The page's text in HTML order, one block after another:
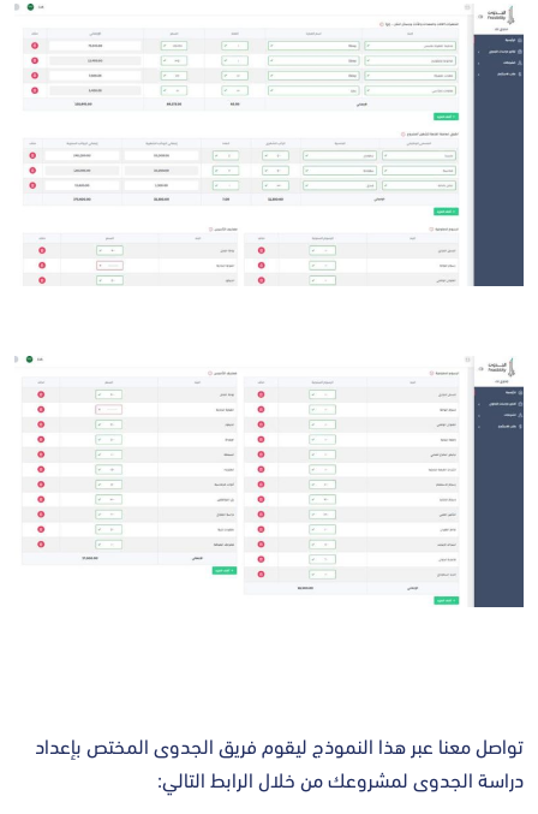
تواصل معنا عبر هذا النموذج ليقوم فريق الجدوى المختص بإعداد
⁧‫دراسة الجدوى‬⁩ لمشروعك من خلال الرابط التالي: